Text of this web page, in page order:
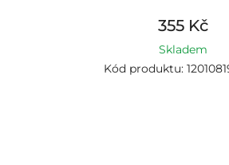
355 Kč
Skladem
Kód produktu: